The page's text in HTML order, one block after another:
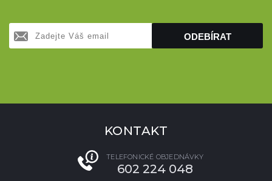
ODEBÍRAT
KONTAKT
TELEFONICKÉ OBJEDNÁVKY
602 224 048